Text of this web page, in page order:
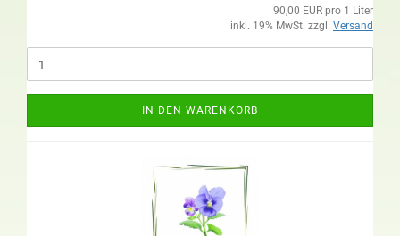
90,00 EUR pro 1 Liter
inkl. 19% MwSt. zzgl. Versand
IN DEN WARENKORB